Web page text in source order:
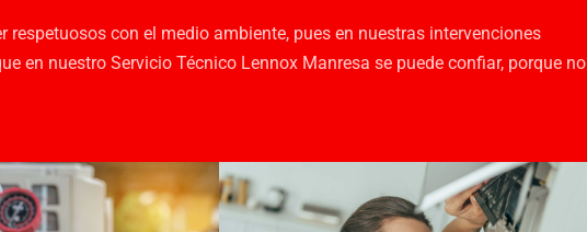
con el medio ambiente, pues en nuestras intervenciones
en nuestro Servicio Técnico Lennox Manresa se puede confiar, porque no